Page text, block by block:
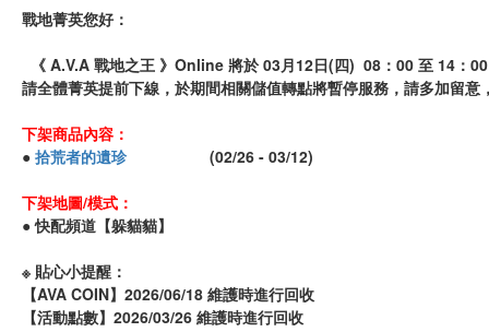
戰地菁英您好：
《 A.V.A 戰地之王 》Online 將於 03月12日(四) 08：00 至 14：
請全體菁英提前下線，於期間相關儲值轉點將暫停服務，請多加留意
下架商品內容：
● 拾荒者的遺珍 (02/26 - 03/12)
下架地圖/模式：
● 快配頻道【躲貓貓】
※ 貼心小提醒：
【AVA COIN】2026/06/18 維護時進行回收
【活動點數】2026/03/26 維護時進行回收